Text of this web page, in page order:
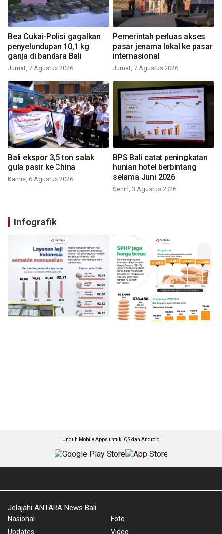
Bea Cukai-Polisi gagalkan
penyelundupan 10,1 kg
ganja di bandara Bali
Jumat, 7 Agustus 2026
Pemerintah perluas akses
pasar jenama lokal ke pasar
internasional
Jumat, 7 Agustus 2026
Bali ekspor 3,5 ton salak
gula pasir ke China
Kamis, 6 Agustus 2026
BPS Bali catat peningkatan
hunian hotel berbintang
selama Juni 2026
Senin, 3 Agustus 2026
Infografik
Unduh Mobile Apps untuk iOS dan Android
Jelajahi ANTARA News Bali
Nasional
Updates
Foto
Video